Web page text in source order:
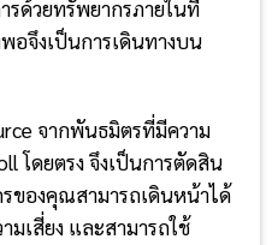
รด้วยทรัพยากรภายในที่
อจึงเป็นการเดินทางบน
จากพันธมิตรที่มีความ
โดยตรง จึงเป็นการตัดสิน
ของคุณสามารถเดินหน้าได้
มเสี่ยง และสามารถใช้